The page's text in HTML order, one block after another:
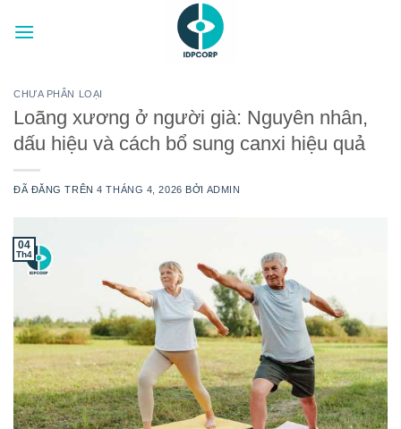
đến
CHƯA PHÂN LOẠI
Loãng xương ở người già: Nguyên nhân,
dấu hiệu và cách bổ sung canxi hiệu quả
ĐÃ ĐĂNG TRÊN4 THÁNG 4, 2026 BỞI ADMIN
04
Th4